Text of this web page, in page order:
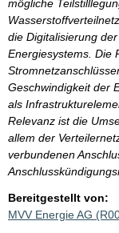
mögliche
die Digitalisierung
Energiesystems. Die
Geschwindigkeit der
als
Relevanz ist die
allem der
verbundenen
Bereitgestellt von:
MVV Energie AG